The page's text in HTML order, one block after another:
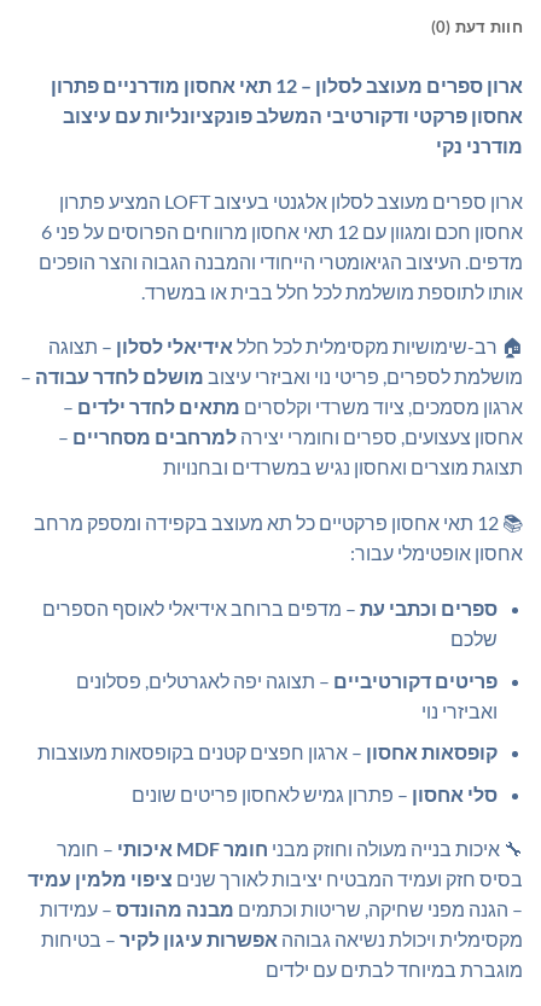
חוות דעת (0)
ארון ספרים מעוצב לסלון – 12 תאי אחסון מודרניים
פתרון
אחסון פרקטי ודקורטיבי המשלב פונקציונליות עם עיצוב
מודרני נקי
ארון ספרים מעוצב לסלון אלגנטי בעיצוב LOFT המציע פתרון
אחסון חכם ומגוון עם 12 תאי אחסון מרווחים הפרוסים על פני 6
מדפים. העיצוב הגיאומטרי הייחודי והמבנה הגבוה והצר הופכים
אותו לתוספת מושלמת לכל חלל בבית או במשרד.
🏠 רב-שימושיות מקסימלית לכל חלל אידיאלי לסלון – תצוגה
מושלמת לספרים, פריטי נוי ואביזרי עיצוב מושלם לחדר עבודה –
ארגון מסמכים, ציוד משרדי וקלסרים מתאים לחדר ילדים –
אחסון צעצועים, ספרים וחומרי יצירה למרחבים מסחריים –
תצוגת מוצרים ואחסון נגיש במשרדים ובחנויות
📚 12 תאי אחסון פרקטיים כל תא מעוצב בקפידה ומספק מרחב
אחסון אופטימלי עבור:
ספרים וכתבי עת– מדפים ברוחב אידיאלי לאוסף הספרים
שלכם
פריטים דקורטיביים – תצוגה יפה לאגרטלים, פסלונים
ואביזרי נוי
קופסאות אחסון – ארגון חפצים קטנים בקופסאות מעוצבות
סלי אחסון – פתרון גמיש לאחסון פריטים שונים
🔧 איכות בנייה מעולה וחוזק מבני חומר MDF איכותי
– חומר
בסיס חזק ועמיד המבטיח יציבות לאורך שנים ציפוי מלמין עמיד
– הגנה מפני שחיקה, שריטות וכתמים מבנה מהונדס – עמידות
מקסימלית ויכולת נשיאה גבוהה אפשרות עיגון לקיר – בטיחות
מוגברת במיוחד לבתים עם ילדים